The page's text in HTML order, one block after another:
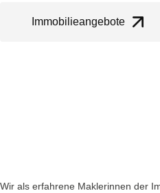
Immobilieangebote
Wir als erfahrene Maklerinnen der